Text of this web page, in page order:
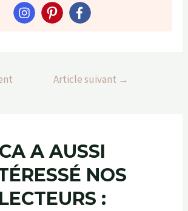
Article suivant →
CA A AUSSI
NOS
LECTEURS :